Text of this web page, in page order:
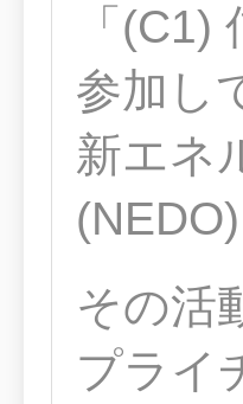
「
参加し
新エネ
(NEDO)
その活
プライ